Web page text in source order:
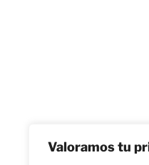
Valoramos tu